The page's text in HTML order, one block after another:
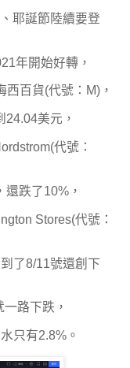
耶誕節陸續要登
年開始好轉，
百貨(代號：M)，
美元，
代號：
跌了10%，
Stores(代號：
了8/11號還創下
路下跌，
只有2.8%。